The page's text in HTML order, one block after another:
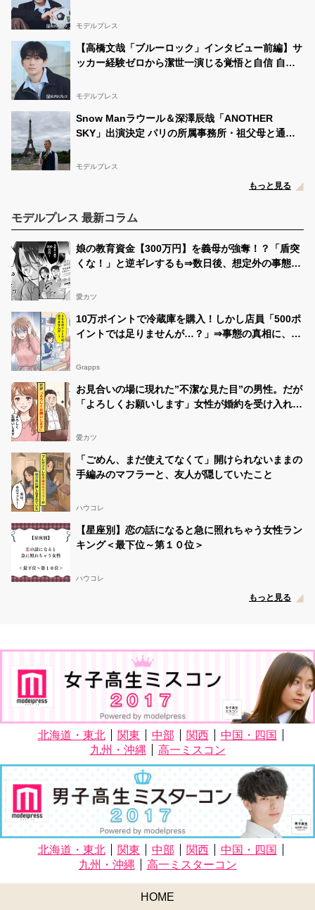
カー明かす
モデルプレス
【高橋文哉「ブルーロック」インタビュー前編】サ
ッカー経験ゼロから潔世一演じる覚悟と自信 自分
トでしたが」
モデルプレス
Snow Manラウール＆深澤辰哉「ANOTHER
SKY」出演決定 パリの所属事務所・祖父母と通っ
モデルプレス
もっと見る
モデルプレス 最新コラム
娘の教育資金【300万円】を義母が強奪！？「盾突
くな！」と逆ギレするも⇒数日後、想定外の事態に
愛カツ
10万ポイントで冷蔵庫を購入！しかし店員「500ポ
イントでは足りませんが…？」⇒事態の真相に、全
Grapps
お見合いの場に現れた”不潔な見た目”の男性。だが
「よろしくお願いします」女性が婚約を受け入れた
愛カツ
「ごめん、まだ使えてなくて」開けられないままの
手編みのマフラーと、友人が隠していたこと
ハウコレ
【星座別】恋の話になると急に照れちゃう女性ラン
キング＜最下位～第１０位＞
ハウコレ
もっと見る
北海道・東北 関東 中部 関西
中国・四国
九州・沖縄
高一ミスコン
北海道・東北 関東 中部 関西
中国・四国
九州・沖縄
高一ミスターコン
HOME